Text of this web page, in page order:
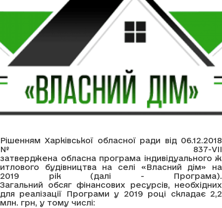
Рішенням Харківської обласної ради від 06.12.2018
№ 837-VIІ
затверджена обласна програма індивідуального ж
итлового будівництва на селі «Власний дім» на
2019 рік (далі - Програма).
Загальний обсяг фінансових ресурсів, необхідних
для реалізації Програми у 2019 році складає 2,2
млн. грн, у тому числі: